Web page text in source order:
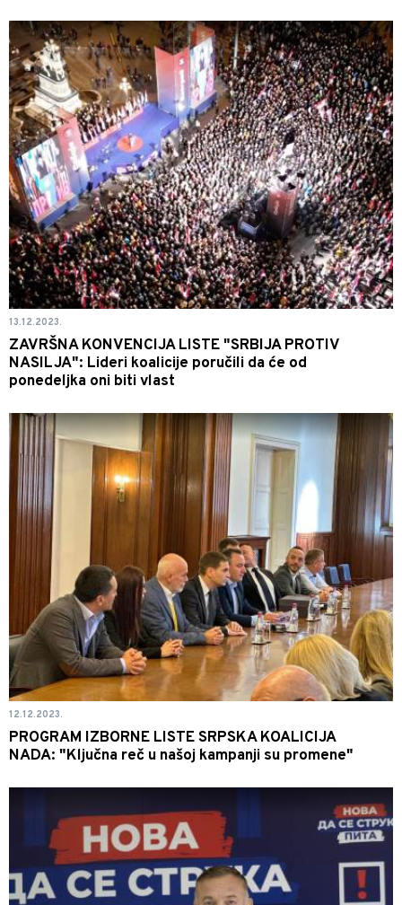
13.12.2023.
ZAVRŠNA KONVENCIJA LISTE "SRBIJA PROTIV
NASILJA": Lideri koalicije poručili da će od
ponedeljka oni biti vlast
12.12.2023.
PROGRAM IZBORNE LISTE SRPSKA KOALICIJA
NADA: "Ključna reč u našoj kampanji su promene"